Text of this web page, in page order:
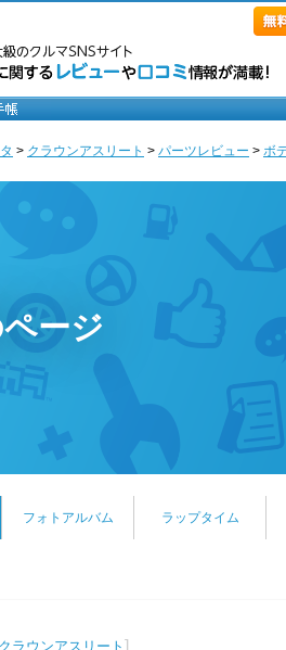
> クラウンアスリート > パーツレビュー > ボ
ージ
フォトアルバム ラップタイム
ラウンアスリート ]